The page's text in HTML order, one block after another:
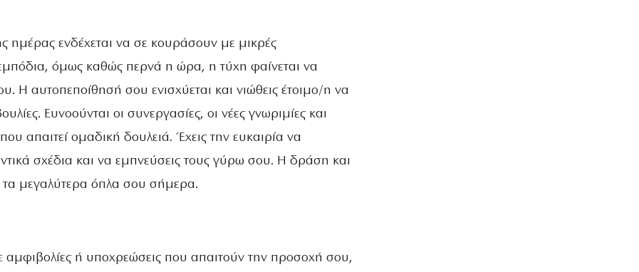
ημέρας ενδέχεται να σε κουράσουν με μικρές
όμως καθώς περνά η ώρα, η τύχη φαίνεται να
Η αυτοπεποίθησή σου ενισχύεται και νιώθεις έτοιμο/η να
Ευνοούνται οι συνεργασίες, οι νέες γνωριμίες και
απαιτεί ομαδική δουλειά. Έχεις την ευκαιρία να
σχέδια και να εμπνεύσεις τους γύρω σου. Η δράση και
τα μεγαλύτερα όπλα σου σήμερα.
αμφιβολίες ή υποχρεώσεις που απαιτούν την προσοχή σου,